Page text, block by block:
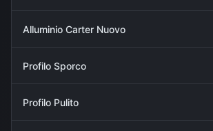
Alluminio Carter Nuovo
Profilo Sporco
Profilo Pulito